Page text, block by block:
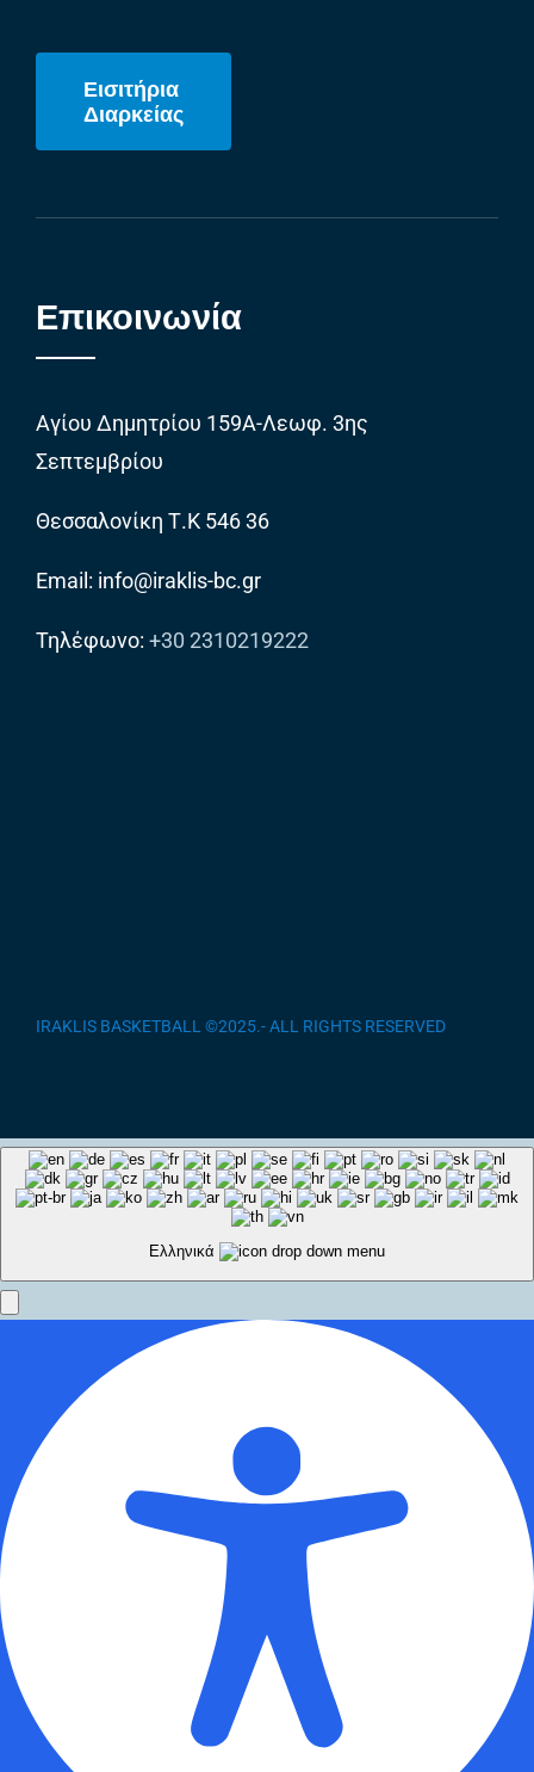
Εισιτήρια
Διαρκείας
Επικοινωνία
Αγίου Δημητρίου 159Α-Λεωφ. 3ης
Σεπτεμβρίου
Θεσσαλονίκη Τ.Κ 546 36
Email: info@iraklis-bc.gr
Τηλέφωνο: +30 2310219222
IRAKLIS BASKETBALL ©2025.- ALL RIGHTS RESERVED
Ελληνικά